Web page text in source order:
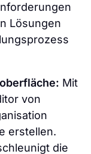
Lösungen
Mit
von
erstellen.
die